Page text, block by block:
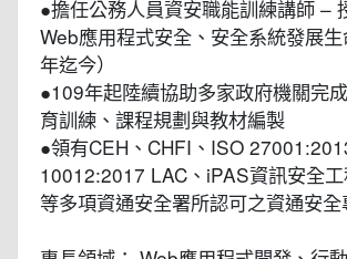
●擔任公務人員資安職能訓練講師 –
Web應用程式安全、安全系統發展
年迄今）
●109年起陸續協助多家政府機關完
育訓練、課程規劃與教材編製
●領有CEH、CHFI、ISO
10012:2017 LAC、iPAS資訊安全
等多項資通安全署所認可之資通安